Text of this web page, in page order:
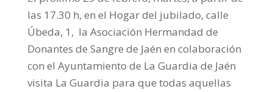
las 17.30 h, en el Hogar del jubilado, calle
Úbeda, 1, la Asociación Hermandad de
Donantes de Sangre de Jaén en colaboración
con el Ayuntamiento de La Guardia de Jaén
visita La Guardia para que todas aquellas